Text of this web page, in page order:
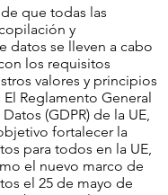
que todas las
y
datos se lleven a cabo
los requisitos
valores y principios
Reglamento General
(GDPR) de la UE,
fortalecer la
para todos en la UE,
el nuevo marco de
el 25 de mayo de